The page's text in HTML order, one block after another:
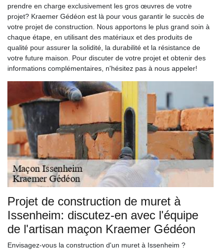
prendre en charge exclusivement les gros œuvres de votre
projet? Kraemer Gédéon est là pour vous garantir le succès de
votre projet de construction. Nous apportons le plus grand soin à
chaque étape, en utilisant des matériaux et des produits de
qualité pour assurer la solidité, la durabilité et la résistance de
votre future maison. Pour discuter de votre projet et obtenir des
informations complémentaires, n'hésitez pas à nous appeler!
Projet de construction de muret à
Issenheim: discutez-en avec l'équipe
de l'artisan maçon Kraemer Gédéon
Envisagez-vous la construction d'un muret à Issenheim ?